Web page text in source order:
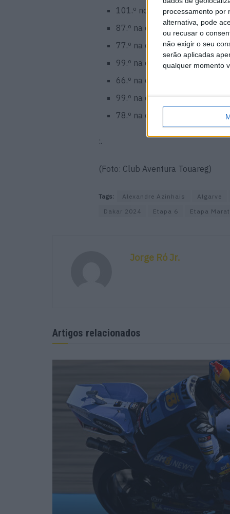
processamento por
alternativa, pode
ou recusar o
não exigir o seu
serão aplicadas
qualquer momento
101.º no prólogo // 101.º na
87.º na etapa 1 // 89.º na
77.º na etapa 2 // 78.º na
99.º na etapa 3 // 80.º na
66.º na etapa 4 // 74.º na
99.º na etapa 5 // 77.º na
78.º na etapa 6 // 69.º na
:.
(Foto: Club Aventura Touareg)
Tags: Alexandre Azinhais Algarve
Dakar 2024
Etapa 6 Etapa
Jorge Ró Jr.
Artigos relacionados